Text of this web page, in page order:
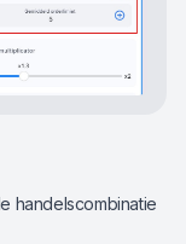
handelscombinatie